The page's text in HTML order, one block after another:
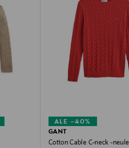
ALE –40%
GANT
Cotton Cable C-neck -neule